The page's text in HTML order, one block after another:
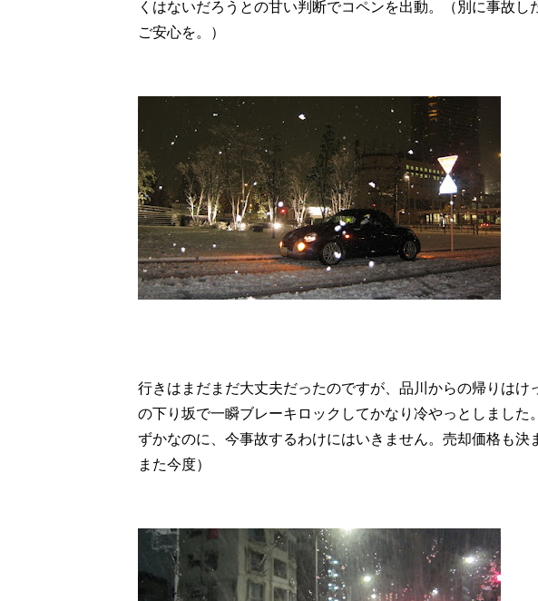
くはないだろうとの甘い判断でコペンを出動。（別に事故
ご安心を。）
行きはまだまだ大丈夫だったのですが、品川からの帰りはけ
の下り坂で一瞬ブレーキロックしてかなり冷やっとしました
ずかなのに、今事故するわけにはいきません。売却価格も決
また今度）